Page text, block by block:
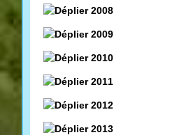
2008
2009
2010
2011
2012
2013